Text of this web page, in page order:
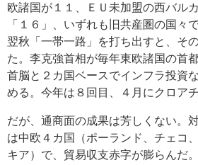
欧諸国が１１、ＥＵ未加盟の西バル
「１６」、いずれも旧共産圏の国々
翌秋「一帯一路」を打ち出すと、そ
た。李克強首相が毎年東欧諸国の首
首脳と２カ国ベースでインフラ投資
める。今年は８回目、４月にクロア
だが、通商面の成果は芳しくない。
は中欧４カ国（ポーランド、チェコ
キア）で、貿易収支赤字が膨らんだ